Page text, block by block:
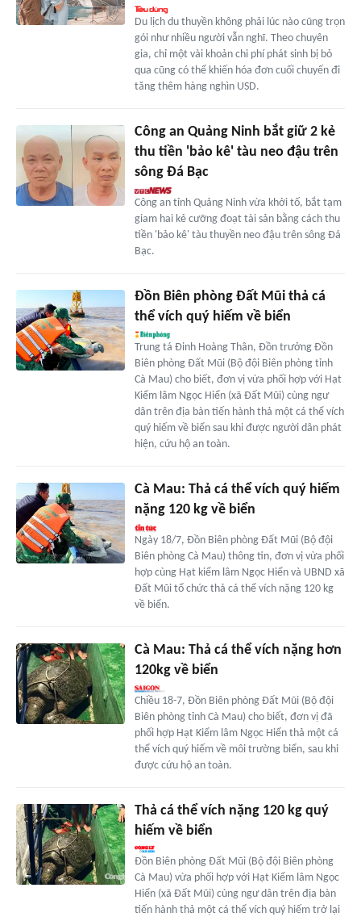
Du lịch du thuyền không phải lúc nào cũng trọn
gói như nhiều người vẫn nghĩ. Theo chuyên
gia, chỉ một vài khoản chi phí phát sinh bị bỏ
qua cũng có thể khiến hóa đơn cuối chuyến đi
tăng thêm hàng nghìn USD.
Công an Quảng Ninh bắt giữ 2 kẻ
thu tiền 'bảo kê' tàu neo đậu trên
sông Đá Bạc
Công an tỉnh Quảng Ninh vừa khởi tố, bắt tạm
giam hai kẻ cưỡng đoạt tài sản bằng cách thu
tiền 'bảo kê' tàu thuyền neo đậu trên sông Đá
Bạc.
Đồn Biên phòng Đất Mũi thả cá
thể vích quý hiếm về biển
Trung tá Đinh Hoàng Thân, Đồn trưởng Đồn
Biên phòng Đất Mũi (Bộ đội Biên phòng tỉnh
Cà Mau) cho biết, đơn vị vừa phối hợp với Hạt
Kiểm lâm Ngọc Hiển (xã Đất Mũi) cùng ngư
dân trên địa bàn tiến hành thả một cá thể vích
quý hiếm về biển sau khi được người dân phát
hiện, cứu hộ an toàn.
Cà Mau: Thả cá thể vích quý hiếm
nặng 120 kg về biển
Ngày 18/7, Đồn Biên phòng Đất Mũi (Bộ đội
Biên phòng Cà Mau) thông tin, đơn vị vừa phối
hợp cùng Hạt kiểm lâm Ngọc Hiển và UBND xã
Đất Mũi tổ chức thả cá thể vích nặng 120 kg
về biển.
Cà Mau: Thả cá thể vích nặng hơn
120kg về biển
Chiều 18-7, Đồn Biên phòng Đất Mũi (Bộ đội
Biên phòng tỉnh Cà Mau) cho biết, đơn vị đã
phối hợp Hạt Kiểm lâm Ngọc Hiển thả một cá
thể vích quý hiếm về môi trường biển, sau khi
được cứu hộ an toàn.
Thả cá thể vích nặng 120 kg quý
hiếm về biển
Đồn Biên phòng Đất Mũi (Bộ đội Biên phòng
Cà Mau) vừa phối hợp với Hạt Kiểm lâm Ngọc
Hiển (xã Đất Mũi) cùng ngư dân trên địa bàn
tiến hành thả một cá thể vích quý hiếm trở lại